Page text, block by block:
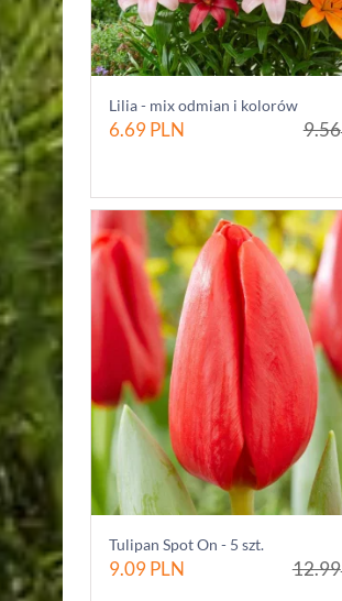
Lilia - mix odmian i kolorów
6.69PLN 9.56
Tulipan Spot On - 5 szt.
9.09PLN 12.99